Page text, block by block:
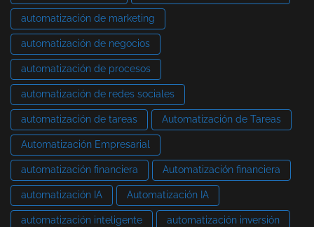
automatización de marketing
automatización de negocios
automatización de procesos
automatización de redes sociales
automatización de tareas Automatización de Tareas
Automatización Empresarial
automatización financiera Automatización financiera
automatización IA Automatización IA
automatización inteligente automatización inversión